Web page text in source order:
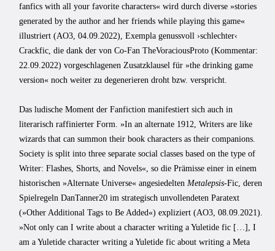
fanfics with all your favorite characters« wird durch diverse »stories
generated by the author and her friends while playing this game«
illustriert (AO3, 04.09.2022), Exempla genussvoll ›schlechter‹
Crackfic, die dank der von Co-Fan TheVoraciousProto (Kommentar:
22.09.2022) vorgeschlagenen Zusatzklausel für »the drinking game
version« noch weiter zu degenerieren droht bzw. verspricht.
Das ludische Moment der Fanfiction manifestiert sich auch in
literarisch raffinierter Form. »In an alternate 1912, Writers are like
wizards that can summon their book characters as their companions.
Society is split into three separate social classes based on the type of
Writer: Flashes, Shorts, and Novels«, so die Prämisse einer in einem
historischen »Alternate Universe« angesiedelten Metalepsis-Fic, deren
Spielregeln DanTanner20 im strategisch unvollendeten Paratext
(»Other Additional Tags to Be Added«) expliziert (AO3, 08.09.2021).
»Not only can I write about a character writing a Yuletide fic […], I
am a Yuletide character writing a Yuletide fic about writing a Meta